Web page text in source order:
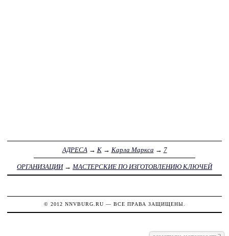
АДРЕСА → К→ Карла Маркса → 7
ОРГАНИЗАЦИИ→ МАСТЕРСКИЕ ПО ИЗГОТОВЛЕНИЮ КЛЮЧЕЙ
© 2012 NNVBURG.RU — ВСЕ ПРАВА ЗАЩИЩЕНЫ.